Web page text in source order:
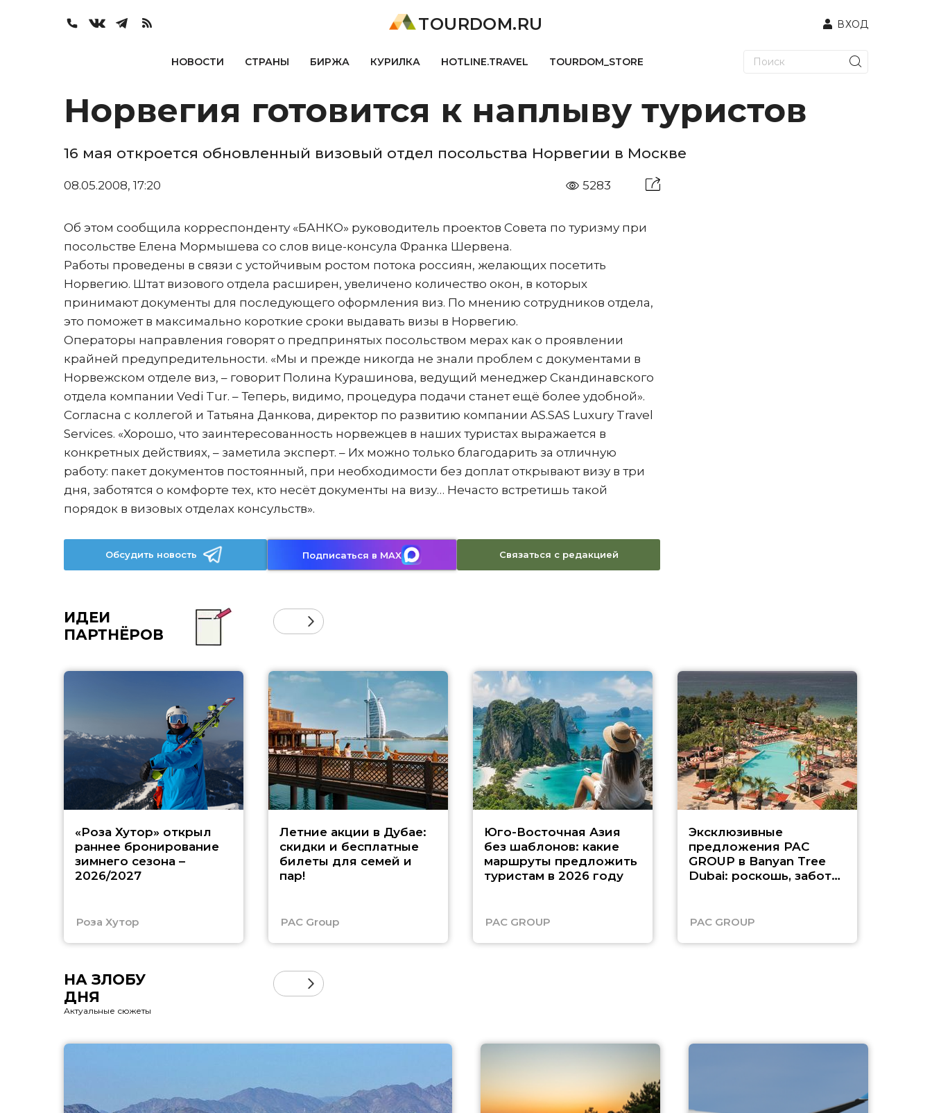
TOURDOM.RU ВХОД
НОВОСТИ СТРАНЫ БИРЖА КУРИЛКА HOTLINE.TRAVEL TOURDOM_STORE
Норвегия готовится к наплыву туристов
16 мая откроется обновленный визовый отдел посольства Норвегии в Москве
08.05.2008, 17:20 5283
Об этом сообщила корреспонденту «БАНКО» руководитель проектов Совета по туризму при
посольстве Елена Мормышева со слов вице-консула Франка Шервена.
Работы проведены в связи с устойчивым ростом потока россиян, желающих посетить
Норвегию. Штат визового отдела расширен, увеличено количество окон, в которых
принимают документы для последующего оформления виз. По мнению сотрудников отдела,
это поможет в максимально короткие сроки выдавать визы в Норвегию.
Операторы направления говорят о предпринятых посольством мерах как о проявлении
крайней предупредительности. «Мы и прежде никогда не знали проблем с документами в
Норвежском отделе виз, – говорит Полина Курашинова, ведущий менеджер Скандинавского
отдела компании Vedi Tur. – Теперь, видимо, процедура подачи станет ещё более удобной».
Согласна с коллегой и Татьяна Данкова, директор по развитию компании AS.SAS Luxury Travel
Services. «Хорошо, что заинтересованность норвежцев в наших туристах выражается в
конкретных действиях, – заметила эксперт. – Их можно только благодарить за отличную
работу: пакет документов постоянный, при необходимости без доплат открывают визу в три
дня, заботятся о комфорте тех, кто несёт документы на визу… Нечасто встретишь такой
порядок в визовых отделах консульств».
Обсудить новость Подписаться в MAX Связаться с редакцией
ИДЕИ
ПАРТНЁРОВ
«Роза Хутор» открыл
раннее бронирование
зимнего сезона –
2026/2027
Роза Хутор
Летние акции в Дубае:
скидки и бесплатные
билеты для семей и
пар!
PAC Group
Юго-Восточная Азия
без шаблонов: какие
маршруты предложить
туристам в 2026 году
PAC GROUP
Эксклюзивные
предложения PAC
GROUP в Banyan Tree
Dubai: роскошь, забота
PAC GROUP
НА ЗЛОБУ
ДНЯ
Актуальные сюжеты